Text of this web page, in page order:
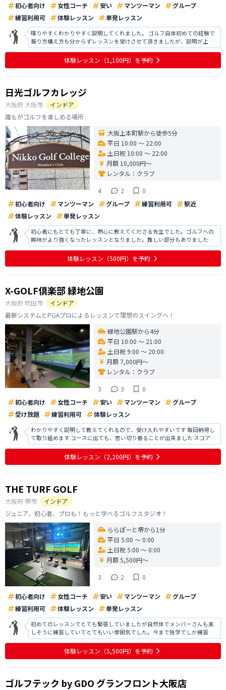
初心者向け 女性コーチ 安い マンツーマン
グループ
練習利用可
体験レッスン 単発レッスン
喋りやすくわかりやすく説明してくれました。 ゴルフ自体初めての経験で
握り方構え方も分からずレッスンを受けさせて頂きましたが、説明が上手
くどう言う風に握れば良いのかや構え方ボールとの距離など少し理解でき
ました。 スイングに関しても動画を撮って説明してくださったりしてとて
も分かりやすかったです。 ありが
体験レッスン （1,100円） を予約
日光ゴルフカレッジ
大阪府 大阪市
インドア
誰もがゴルフを楽しめる場所
大阪上本町駅から徒歩5分
平日 10:00 〜 22:00
土日祝 10:00 〜 22:00
月額 10,000円〜
レンタル： クラブ
4
2
0
初心者向け
マンツーマン グループ 練習利用可
駅近
体験レッスン
単発レッスン
初心者にもとても丁寧に、熱心に教えてくださる先生でした。ゴルフへの
興味がより強くなったレッスンとなりました。難しい部分もありました
が、わかりやすくコツを教えてくださったので最初よりも理解が深まった
ように思います。また、この体験レッスンが終わったあとも個人でしっか
りと練習できるよう教えてくださったレッ
体験レッスン （500円） を予約
X-GOLF倶楽部 緑地公園
大阪府 吹田市
インドア
最新システムとPGAプロによるレッスンで理想のスイングへ！
緑地公園駅から4分
平日 10:00 〜 21:00
土日祝 9:00 〜 20:00
月額 7,000円〜
レンタル： クラブ
3
3
0
初心者向け
女性コーチ 安い マンツーマン
グループ
受け放題
練習利用可 体験レッスン
わかりやすく説明して教えてくれるので、受け入れやすいです 毎回納得し
て取り組めます コースに出ても、思い切り振ることが出来ました スコアが
良くなるように、頑張ってレッスン受けたいと思います 90切れるゴルフを
目指して、日々努力したいです よろしくお願い致します シュミレーション
ゴルフもなかな
体験レッスン （2,200円） を予約
THE TURF GOLF
大阪府堺市
インドア
ジュニア、初心者、プロも！もっと学べるゴルフスタジオ！
ららぽーと堺から1分
平日 5:00 〜 0:00
土日祝 5:00 〜 0:00
月額 5,500円〜
3
2 0
初心者向け 女性コーチ 安い マンツーマン
グループ
練習利用可
体験レッスン 単発レッスン
初めてのレッスンでとても緊張していましたが自然体でメンバーさんも楽
しそうに練習していてとてもいい雰囲気でした。今まで独学でしか練習し
た事がなかったので初めてのことばかりでとても楽しかったです。みなさ
んお上手だったので通えるか不安もありましたが、色々な方がいらっしゃ
るときいて安心しました。是非とも通わ
体験レッスン （5,500円） を予約
ゴルフテック by GDO グランフロント大阪店